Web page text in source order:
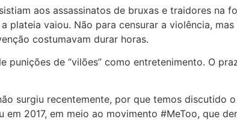
aos assassinatos de bruxas e traidores na
plateia vaiou. Não para censurar a violência,
costumavam durar horas.
punições de “vilões” como entretenimento. O
surgiu recentemente, por que temos discutido
em 2017, em meio ao movimento #MeToo, que